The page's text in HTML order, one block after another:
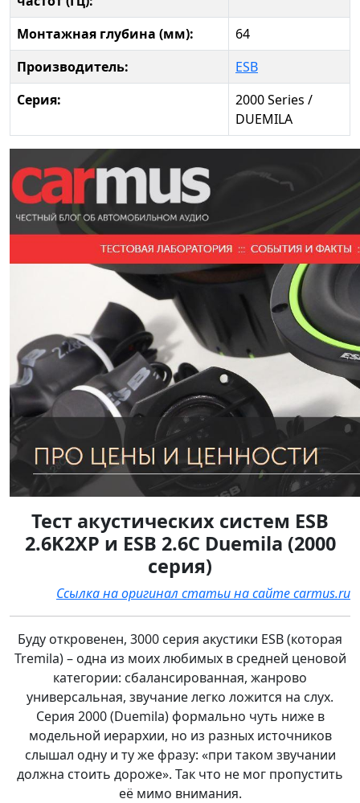
Монтажная глубина (мм):
64
Производитель:
ESB
Серия:
2000 Series /
DUEMILA
Тест акустических систем ESB
2.6K2XP и ESB 2.6С Duemila (2000
серия)
Ссылка на оригинал статьи на сайте carmus.ru
Буду откровенен, 3000 серия акустики ESB (которая
Tremila) – одна из моих любимых в средней ценовой
категории: сбалансированная, жанрово
универсальная, звучание легко ложится на слух.
Серия 2000 (Duemila) формально чуть ниже в
модельной иерархии, но из разных источников
слышал одну и ту же фразу: «при таком звучании
должна стоить дороже». Так что не мог пропустить
её мимо внимания.